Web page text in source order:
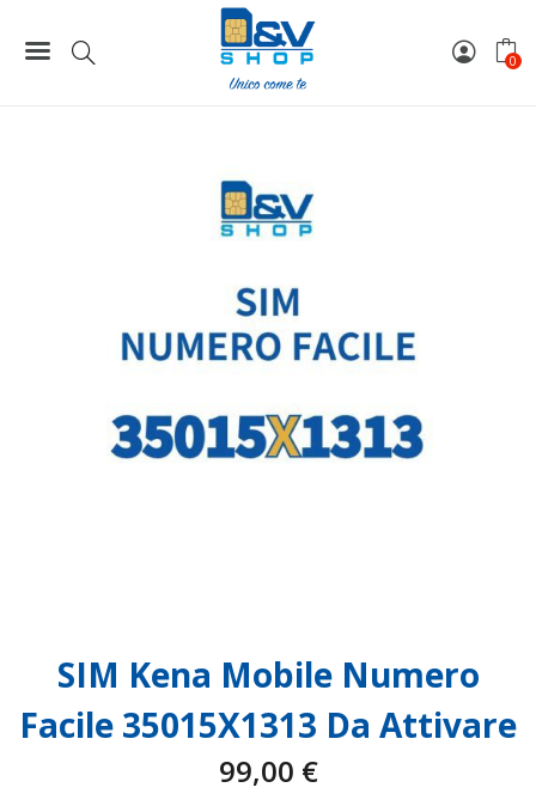
0
SIM Kena Mobile Numero Facile 35015X1313 Da Attivare
SIM Kena Mobile Numero
Facile 35015X1313 Da Attivare
99,00 €